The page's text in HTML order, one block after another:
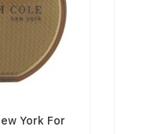
York For